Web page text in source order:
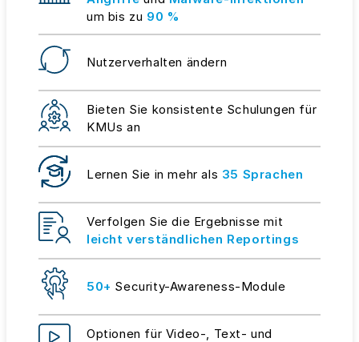
um bis zu 90 %
Nutzerverhalten ändern
Bieten Sie konsistente Schulungen für
KMUs an
Lernen Sie in mehr als 35 Sprachen
Verfolgen Sie die Ergebnisse mit
leicht verständlichen Reportings
50+ Security-Awareness-Module
Optionen für Video-, Text- und